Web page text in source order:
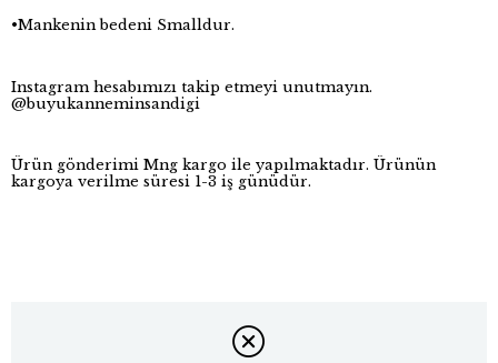
•Mankenin bedeni Smalldur.
Instagram hesabımızı takip etmeyi unutmayın.
@buyukanneminsandigi
Ürün gönderimi Mng kargo ile yapılmaktadır. Ürünün
kargoya verilme süresi 1-3 iş günüdür.